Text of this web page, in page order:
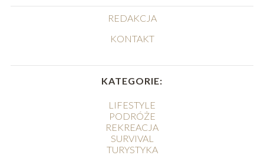
REDAKCJA
KONTAKT
KATEGORIE:
LIFESTYLE
PODRÓŻE
REKREACJA
SURVIVAL
TURYSTYKA